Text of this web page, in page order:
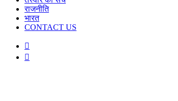
राजनीति
भारत
CONTACT US